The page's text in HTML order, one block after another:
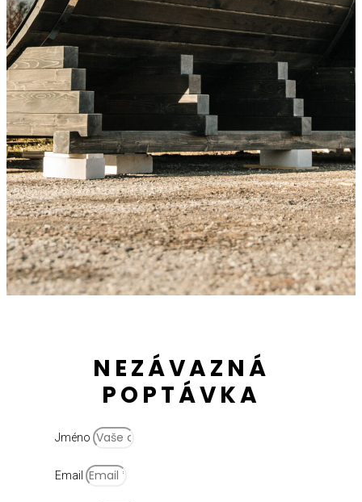
NEZÁVAZNÁ
POPTÁVKA
Jméno
Email